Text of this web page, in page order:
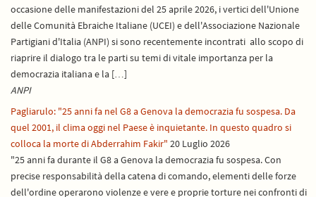
occasione delle manifestazioni del 25 aprile 2026, i vertici dell'Unione
delle Comunità Ebraiche Italiane (UCEI) e dell'Associazione Nazionale
Partigiani d'Italia (ANPI) si sono recentemente incontrati allo scopo di
riaprire il dialogo tra le parti su temi di vitale importanza per la
democrazia italiana e la […]
ANPI
Pagliarulo: "25 anni fa nel G8 a Genova la democrazia fu sospesa. Da
quel 2001, il clima oggi nel Paese è inquietante. In questo quadro si
colloca la morte di Abderrahim Fakir" 20 Luglio 2026
"25 anni fa durante il G8 a Genova la democrazia fu sospesa. Con
precise responsabilità della catena di comando, elementi delle forze
dell'ordine operarono violenze e vere e proprie torture nei confronti di